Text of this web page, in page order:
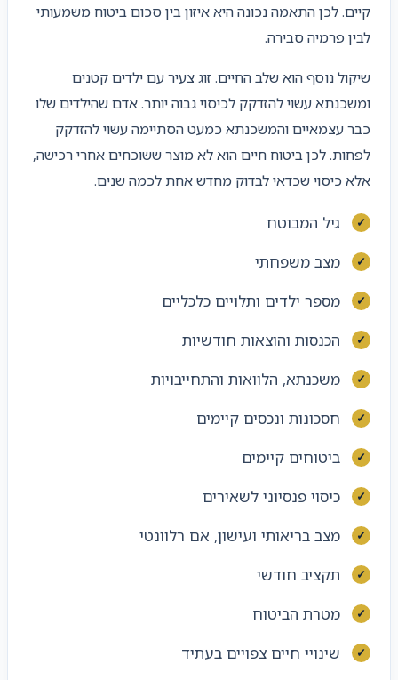
קיים. לכן התאמה נכונה היא איזון בין סכום ביטוח משמעותי
לבין פרמיה סבירה.
שיקול נוסף הוא שלב החיים. זוג צעיר עם ילדים קטנים
ומשכנתא עשוי להזדקק לכיסוי גבוה יותר. אדם שהילדים שלו
כבר עצמאיים והמשכנתא כמעט הסתיימה עשוי להזדקק
לפחות. לכן ביטוח חיים הוא לא מוצר ששוכחים אחרי רכישה,
אלא כיסוי שכדאי לבדוק מחדש אחת לכמה שנים.
גיל המבוטח
מצב משפחתי
מספר ילדים ותלויים כלכליים
הכנסות והוצאות חודשיות
משכנתא, הלוואות והתחייבויות
חסכונות ונכסים קיימים
ביטוחים קיימים
כיסוי פנסיוני לשאירים
מצב בריאותי ועישון, אם רלוונטי
תקציב חודשי
מטרת הביטוח
שינויי חיים צפויים בעתיד